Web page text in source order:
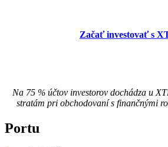
Začať investovať s
Na 75 % účtov investorov dochádza u
stratám pri obchodovaní s finančnými
Portu